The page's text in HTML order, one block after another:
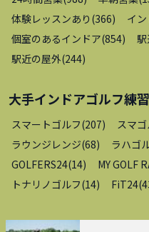
体験レッスンあり (366) イ
個室のあるインドア(854)
駅近の屋外(244)
大手インドアゴルフ練
スマートゴルフ(207) スマ
ラウンジレンジ(68) ラハゴ
GOLFERS24(14) MY GOLF
トナリノゴルフ(14) FiT24(